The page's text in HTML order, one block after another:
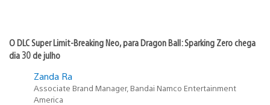
O DLC Super Limit-Breaking Neo, para Dragon Ball: Sparking Zero chega
dia 30 de julho
Zanda Ra
Associate Brand Manager, Bandai Namco Entertainment
America